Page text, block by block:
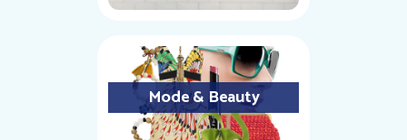
Mode & Beauty